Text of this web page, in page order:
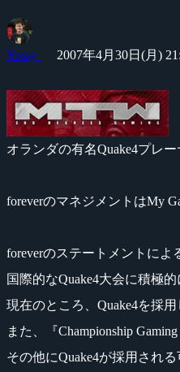
Yossy 2007年4月30日(月)
オランダの有名Quake4プレ
foreverのマネジメントはMy
foreverのステートメントによ
国際的なQuake4大会に積極
現在のところ、Quake4を採用
また、『Championship
その他にQuake4が採用され